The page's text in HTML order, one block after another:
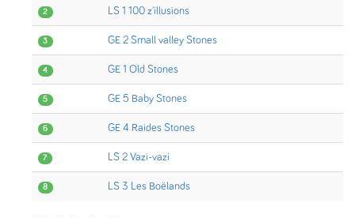
2 LS 1 100 z'illusions
3 GE 2 Small valley Stones
4 GE 1 Old Stones
5 GE 5 Baby Stones
6 GE 4 Raides Stones
7 LS 2 Vazi-vazi
8 LS 3 Les Boëlands